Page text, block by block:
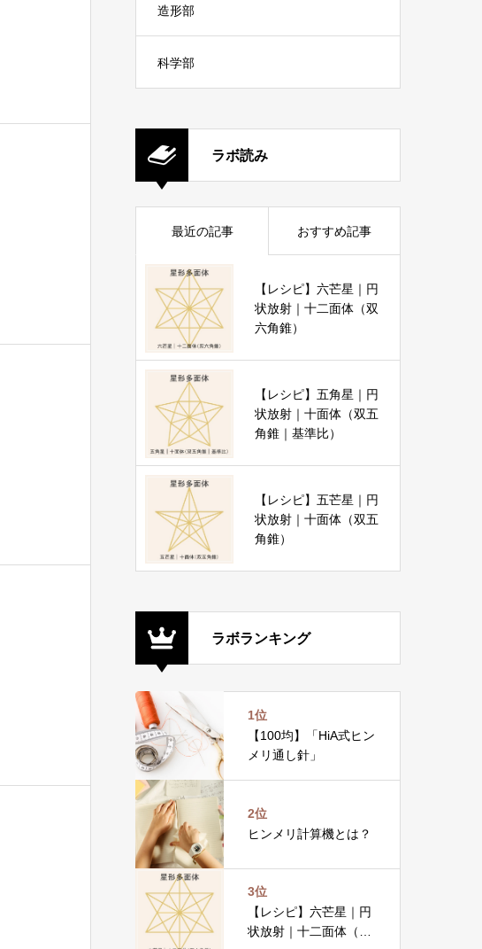
造形部
科学部
ラボ読み
最近の記事 おすすめ記事
【レシピ】六芒星｜円
状放射｜十二面体（双
六角錐）
【レシピ】五角星｜円
状放射｜十面体（双五
角錐｜基準比）
【レシピ】五芒星｜円
状放射｜十面体（双五
角錐）
ラボランキング
1位
【100均】「HiA式ヒン
メリ通し針」
2位
ヒンメリ計算機とは？
3位
【レシピ】六芒星｜円
状放射｜十二面体（双